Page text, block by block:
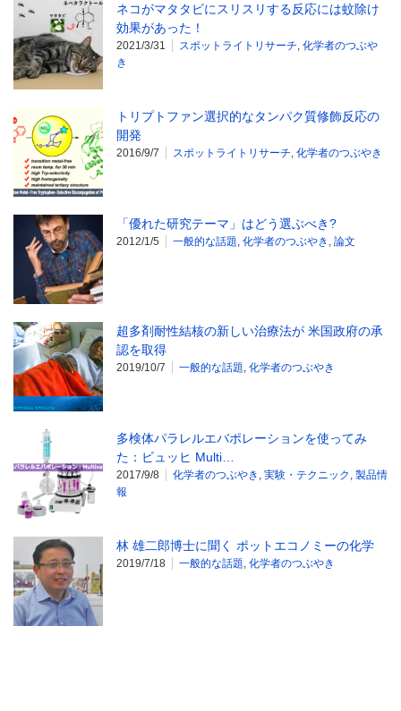
ネコがマタタビにスリスリする反応には蚊除け
効果があった！
2021/3/31 スポットライトリサーチ, 化学者のつぶや
き
トリプトファン選択的なタンパク質修飾反応の
開発
2016/9/7 スポットライトリサーチ, 化学者のつぶやき
「優れた研究テーマ」はどう選ぶべき?
2012/1/5 一般的な話題, 化学者のつぶやき , 論文
超多剤耐性結核の新しい治療法が 米国政府の承
認を取得
2019/10/7 一般的な話題, 化学者のつぶやき
多検体パラレルエバポレーションを使ってみ
た：ビュッヒ Multi…
2017/9/8 化学者のつぶやき , 実験・テクニック , 製品情
報
林 雄二郎博士に聞く ポットエコノミーの化学
2019/7/18 一般的な話題, 化学者のつぶやき